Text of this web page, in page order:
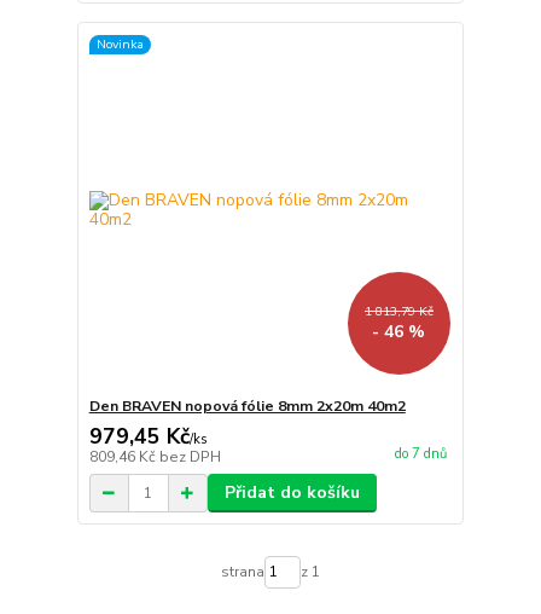
Novinka
1 813,79 Kč
- 46 %
Den BRAVEN nopová fólie 8mm 2x20m 40m2
979,45 Kč/ks
809,46 Kč bez DPH do 7 dnů
Přidat do košíku
strana z 1